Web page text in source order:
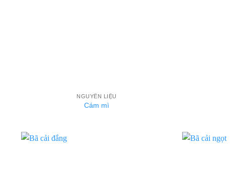
NGUYÊN LIỆU
Cám mì